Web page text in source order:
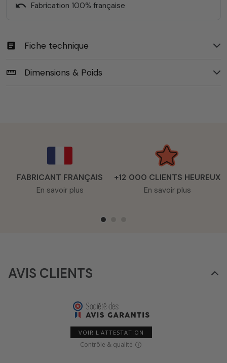
undo Fabrication 100% française
article Fiche technique
straighten Dimensions & Poids
FABRICANT FRANÇAIS
En savoir plus
+12 000 CLIENTS HEUREUX
En savoir plus
AVIS CLIENTS
VOIR L'ATTESTATION
Contrôle & qualité